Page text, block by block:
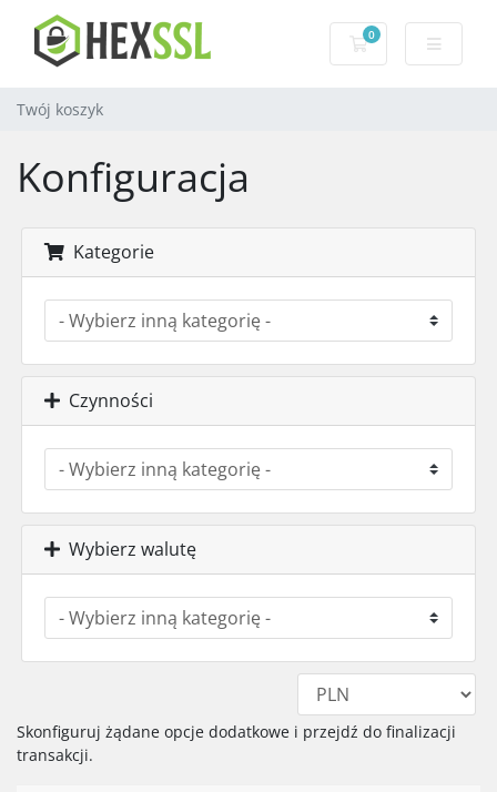
0
Twój koszyk
Twój koszyk
Konfiguracja
Kategorie
Czynności
Wybierz walutę
Skonfiguruj żądane opcje dodatkowe i przejdź do finalizacji
transakcji.